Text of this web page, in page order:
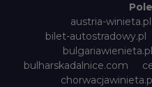
austria-winieta.pl
bilet-autostradowy.pl
bulgariawienieta.pl
bulharskadalnice.com